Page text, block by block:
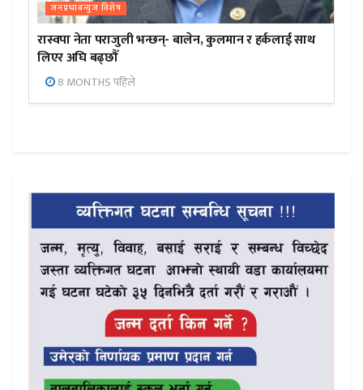
जनप्रभाबन्युज विशेष
रास्वपा नेता पराजुली भन्छन्- बालेन, कुलमान र हर्कलाई साथ
लिएर अघि बढ्छौँ
8 MONTHS पहिले